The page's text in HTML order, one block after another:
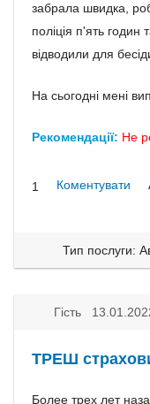
забрала швидка,
поліція п'ять
відводили для
На сьогодні мені
Рекомендації: Не
1 Коментувати
Тип послуги:
Гість
ТРЕШ
Более трех лет